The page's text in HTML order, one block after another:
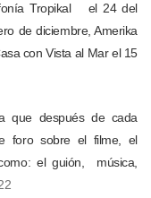
Tropikal el 24 del
de diciembre, Amerika
con Vista al Mar el 15
que después de cada
foro sobre el filme, el
el guión, música,